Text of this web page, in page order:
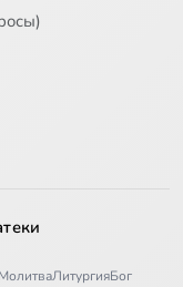
ЛитургияБог